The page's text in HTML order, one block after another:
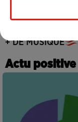
+ DE MUSIQUE
Actu positive